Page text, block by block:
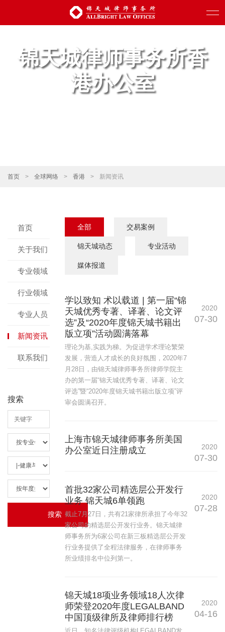
锦天城律师事务所香
港办公室
首页 > 全球网络 > 香港 > 新闻资讯
首页
关于我们
专业领域
行业领域
专业人员
新闻资讯
联系我们
搜索
全部 交易案例
锦天城动态 专业活动
媒体报道
学以致知 术以载道 | 第一届“锦
天城优秀专著、译著、论文评
选”及“2020年度锦天城书籍出
版立项”活动圆满落幕
理论为基,实践为梯。为促进学术理论繁荣
发展，营造人才成长的良好氛围，2020年7
月28日，由锦天城律师事务所律师学院主
办的第一届“锦天城优秀专著、译著、论文
评选”暨“2020年度锦天城书籍出版立项”评
审会圆满召开。
2020
07-30
上海市锦天城律师事务所美国
办公室近日注册成立
2020
07-30
首批32家公司精选层公开发行
业务 锦天城6单领跑
截止7月27日，共有21家律所承担了今年32
家公司的精选层公开发行业务。锦天城律
师事务所为6家公司在新三板精选层公开发
行业务提供了全程法律服务，在律师事务
所业绩排名中位列第一。
2020
07-28
锦天城18项业务领域18人次律
师荣登2020年度LEGALBAND
中国顶级律所及律师排行榜
2020
04-16